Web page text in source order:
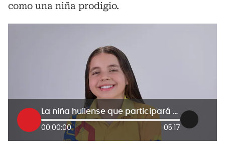
como una niña prodigio.
La niña huilense que participará en el mundial de robótica en Japón
00:00:00 05:17